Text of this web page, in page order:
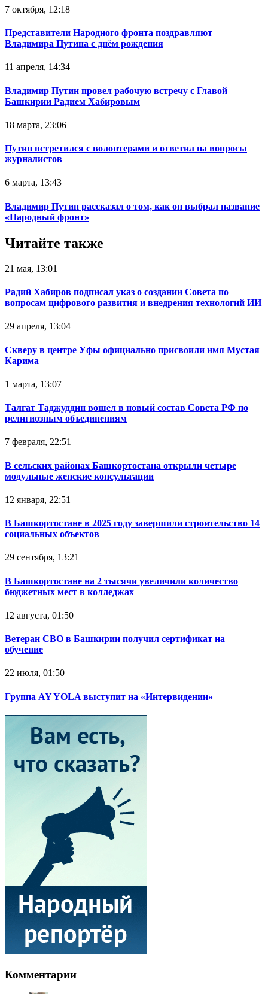
7 октября, 12:18
Представители Народного фронта поздравляют
Владимира Путина с днём рождения
11 апреля, 14:34
Владимир Путин провел рабочую встречу с Главой
Башкирии Радием Хабировым
18 марта, 23:06
Путин встретился с волонтерами и ответил на вопросы
журналистов
6 марта, 13:43
Владимир Путин рассказал о том, как он выбрал название
«Народный фронт»
Читайте также
21 мая, 13:01
Радий Хабиров подписал указ о создании Совета по
вопросам цифрового развития и внедрения технологий ИИ
29 апреля, 13:04
Скверу в центре Уфы официально присвоили имя Мустая
Карима
1 марта, 13:07
Талгат Таджуддин вошел в новый состав Совета РФ по
религиозным объединениям
7 февраля, 22:51
В сельских районах Башкортостана открыли четыре
модульные женские консультации
12 января, 22:51
В Башкортостане в 2025 году завершили строительство 14
социальных объектов
29 сентября, 13:21
В Башкортостане на 2 тысячи увеличили количество
бюджетных мест в колледжах
12 августа, 01:50
Ветеран СВО в Башкирии получил сертификат на
обучение
22 июля, 01:50
Группа AY YOLA выступит на «Интервидении»
Комментарии